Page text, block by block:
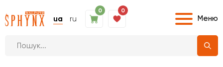
ua ru
0 0
Меню